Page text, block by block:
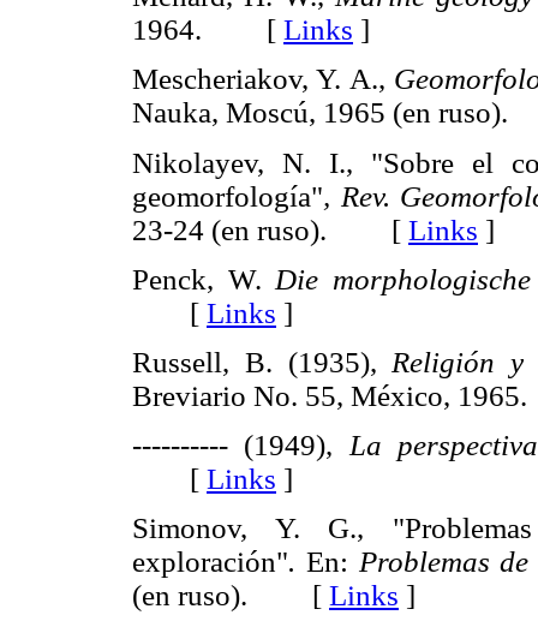
1964. [ Links ]
Mescheriakov, Y. A.,
Nauka, Moscú, 1965 (en
Nikolayev, N. I., "Sobre el
geomorfología", Rev.
23-24 (en ruso). [ Links ]
Penck, W. Die
[ Links ]
Russell, B. (1935), Religión y
Breviario No. 55, México,
---------- (1949), La
[ Links ]
Simonov, Y. G.,
exploración". En: Problemas
(en ruso). [ Links ]